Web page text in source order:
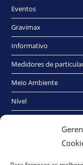
Eventos
Gravimax
Informativo
Medidores de
Meio Ambiente
Nível